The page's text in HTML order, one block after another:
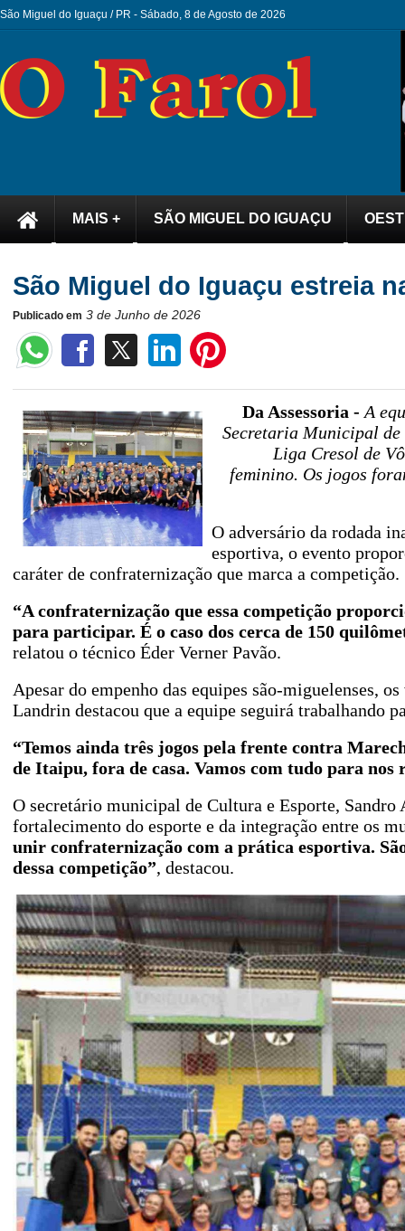
São Miguel do Iguaçu / PR - Sábado, 8 de Agosto de 2026
MAIS + SÃO MIGUEL DO IGUAÇU
São Miguel do Iguaçu estreia
Publicado em 3 de Junho de 2026
Da Assessoria - A
Secretaria Municipal de
Liga Cresol de
feminino. Os jogos
O adversário da rodada
esportiva, o evento
caráter de confraternização que marca a competição.
“A confraternização que essa competição
para participar. É o caso dos cerca de 150
relatou o técnico Éder Verner Pavão.
Apesar do empenho das equipes são-miguelenses,
Landrin destacou que a equipe seguirá trabalhando
“Temos ainda três jogos pela frente contra
de Itaipu, fora de casa. Vamos com tudo para nos
O secretário municipal de Cultura e Esporte,
fortalecimento do esporte e da integração entre os
unir confraternização com a prática esportiva.
dessa competição”, destacou.